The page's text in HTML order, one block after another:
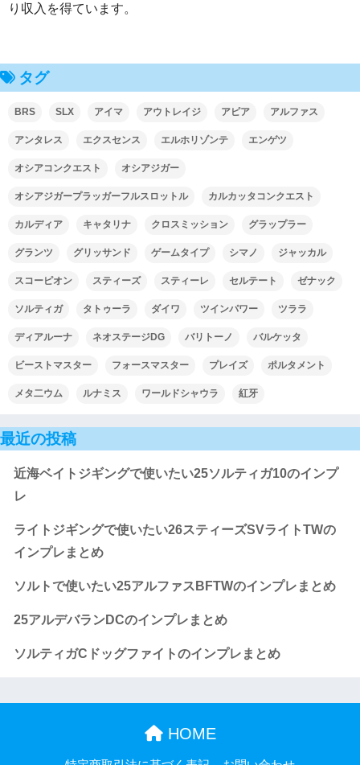
り収入を得ています。
タグ
BRS SLX アイマ アウトレイジ アピア アルファス
アンタレス エクスセンス エルホリゾンテ エンゲツ
オシアコンクエスト オシアジガー
オシアジガープラッガーフルスロットル カルカッタコンクエスト
カルディア キャタリナ クロスミッション グラップラー
グランツ グリッサンド ゲームタイプ シマノ ジャッカル
スコーピオン スティーズ スティーレ セルテート ゼナック
ソルティガ タトゥーラ ダイワ ツインパワー ツララ
ディアルーナ ネオステージDG バリトーノ バルケッタ
ビーストマスター フォースマスター プレイズ ポルタメント
メタ二ウム ルナミス ワールドシャウラ 紅牙
最近の投稿
近海ベイトジギングで使いたい25ソルティガ10のインプ
レ
ライトジギングで使いたい26スティーズSVライトTWの
インプレまとめ
ソルトで使いたい25アルファスBFTWのインプレまとめ
25アルデバランDCのインプレまとめ
ソルティガCドッグファイトのインプレまとめ
HOME